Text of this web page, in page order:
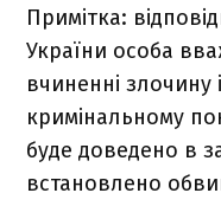
Примітка:
України особа
вчиненні злочину
кримінальному
буде доведено в
встановлено